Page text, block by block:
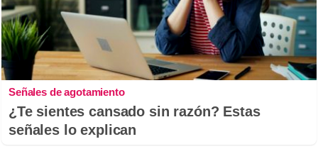
Señales de agotamiento
¿Te sientes cansado sin razón? Estas
señales lo explican